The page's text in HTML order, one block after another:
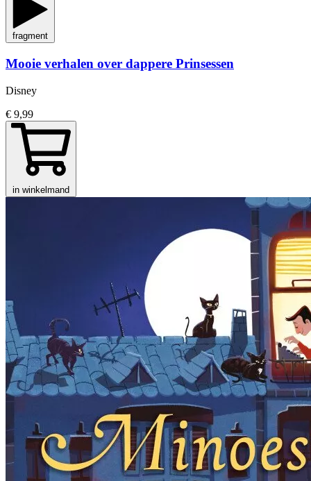
fragment
Mooie verhalen over dappere Prinsessen
Disney
€ 9,99
in winkelmand